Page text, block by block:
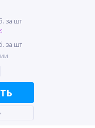
за шт
за шт